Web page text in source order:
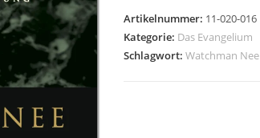
Artikelnummer: 11-020-016
Kategorie: Das Evangelium
Schlagwort:Watchman Nee